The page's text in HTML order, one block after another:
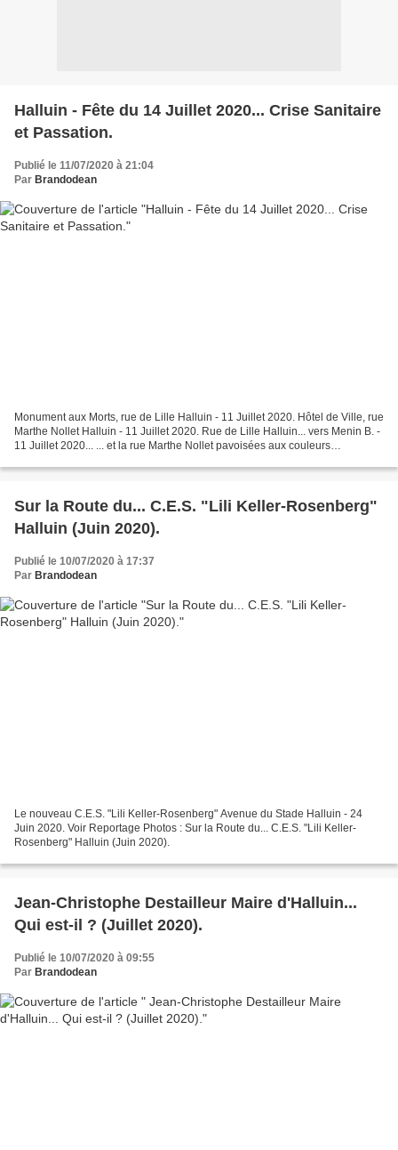
Halluin - Fête du 14 Juillet 2020... Crise Sanitaire
et Passation.
Publié le 11/07/2020 à 21:04
Par Brandodean
Monument aux Morts, rue de Lille Halluin - 11 Juillet 2020. Hôtel de Ville, rue
Marthe Nollet Halluin - 11 Juillet 2020. Rue de Lille Halluin... vers Menin B. -
11 Juillet 2020... ... et la rue Marthe Nollet pavoisées aux couleurs
Sur la Route du... C.E.S. "Lili Keller-Rosenberg"
Halluin (Juin 2020).
Publié le 10/07/2020 à 17:37
Par Brandodean
Le nouveau C.E.S. "Lili Keller-Rosenberg" Avenue du Stade Halluin - 24
Juin 2020. Voir Reportage Photos : Sur la Route du... C.E.S. "Lili Keller-
Rosenberg" Halluin (Juin 2020).
Jean-Christophe Destailleur Maire d'Halluin...
Qui est-il ? (Juillet 2020).
Publié le 10/07/2020 à 09:55
Par Brandodean